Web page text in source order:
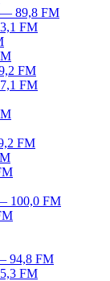
— 89,8 FM
FM
FM
FM
FM
100,0 FM
94,8 FM
FM